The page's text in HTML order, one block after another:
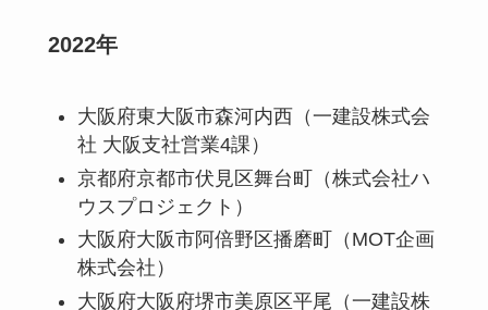
2022年
大阪府東大阪市森河内西（一建設株式会
社 大阪支社営業4課）
京都府京都市伏見区舞台町（株式会社ハ
ウスプロジェクト）
大阪府大阪市阿倍野区播磨町（MOT企画
株式会社）
大阪府大阪府堺市美原区平尾（一建設株